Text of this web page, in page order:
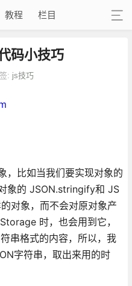
教程 栏目
码小技巧
: js技巧
，比如当我们要实现对象的
象的 JSON.stringify和 JS
对象，而不会对原对象产
时，也会用到它，
串格式的内容，所以，我
字符串，取出来用的时